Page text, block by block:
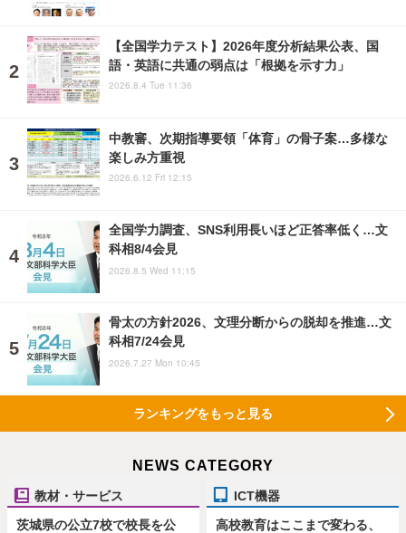
【全国学力テスト】2026年度分析結果公表、国
語・英語に共通の弱点は「根拠を示す力」
2026.8.4 Tue 11:36
中教審、次期指導要領「体育」の骨子案…多様な
楽しみ方重視
2026.6.12 Fri 12:15
全国学力調査、SNS利用長いほど正答率低く…文
科相8/4会見
2026.8.5 Wed 11:15
骨太の方針2026、文理分断からの脱却を推進…文
科相7/24会見
2026.7.27 Mon 10:45
ランキングをもっと見る
NEWS CATEGORY
教材・サービス
茨城県の公立7校で校長を公
ICT機器
高校教育はここまで変わる、